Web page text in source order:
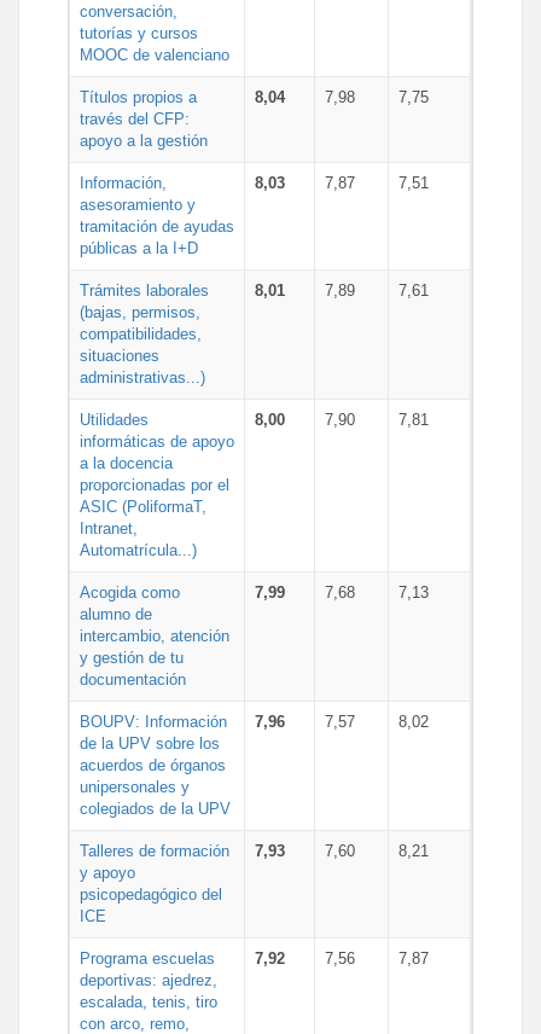
conversación,
tutorías y cursos
MOOC de valenciano
Títulos propios a
través del CFP:
apoyo a la gestión
8,04 7,98 7,75
Información,
asesoramiento y
tramitación de ayudas
públicas a la I+D
8,03 7,87 7,51
Trámites laborales
(bajas, permisos,
compatibilidades,
situaciones
administrativas...)
8,01 7,89 7,61
Utilidades
informáticas de apoyo
a la docencia
proporcionadas por el
ASIC (PoliformaT,
Intranet,
Automatrícula...)
8,00 7,90 7,81
Acogida como
alumno de
intercambio, atención
y gestión de tu
documentación
7,99 7,68 7,13
BOUPV: Información
de la UPV sobre los
acuerdos de órganos
unipersonales y
colegiados de la UPV
7,96 7,57 8,02
Talleres de formación
y apoyo
psicopedagógico del
ICE
7,93 7,60 8,21
Programa escuelas
deportivas: ajedrez,
escalada, tenis, tiro
con arco, remo,
7,92 7,56 7,87